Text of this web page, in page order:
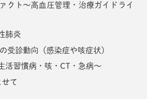
クト～高血圧管理・治療ガイドライ
肺炎
受診動向（感染症や咳症状）
活習慣病・咳・CT・急病～
て